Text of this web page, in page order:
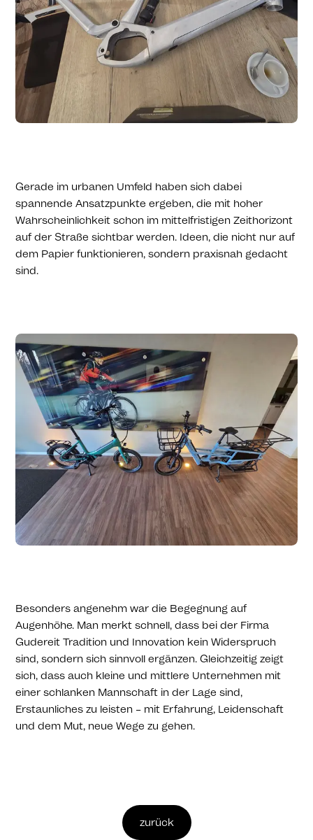
Gerade im urbanen Umfeld haben sich dabei
spannende Ansatzpunkte ergeben, die mit hoher
Wahrscheinlichkeit schon im mittelfristigen Zeithorizont
auf der Straße sichtbar werden. Ideen, die nicht nur auf
dem Papier funktionieren, sondern praxisnah gedacht
sind.
Besonders angenehm war die Begegnung auf
Augenhöhe. Man merkt schnell, dass bei der Firma
Gudereit Tradition und Innovation kein Widerspruch
sind, sondern sich sinnvoll ergänzen. Gleichzeitig zeigt
sich, dass auch kleine und mittlere Unternehmen mit
einer schlanken Mannschaft in der Lage sind,
Erstaunliches zu leisten – mit Erfahrung, Leidenschaft
und dem Mut, neue Wege zu gehen.
zurück